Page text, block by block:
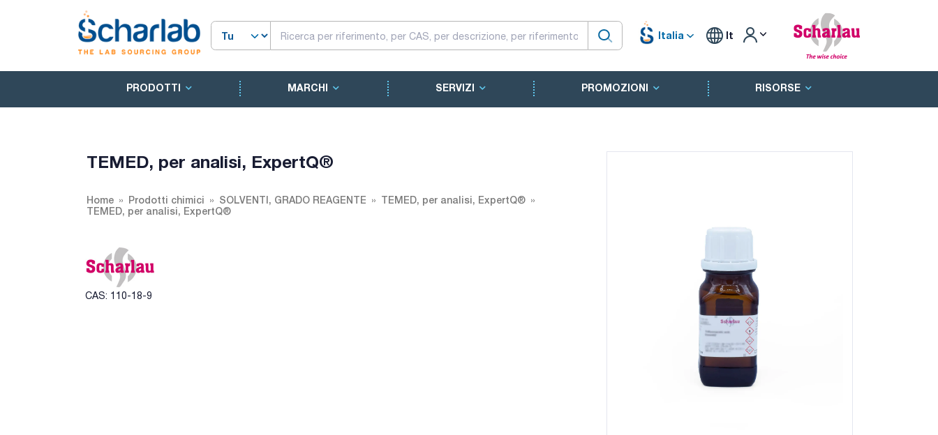
Italia It
PRODOTTI MARCHI SERVIZI PROMOZIONI RISORSE
TEMED, per analisi, ExpertQ®
Home Prodotti chimici SOLVENTI, GRADO REAGENTE
TEMED, per analisi, ExpertQ®
TEMED, per analisi, ExpertQ®
CAS: 110-18-9